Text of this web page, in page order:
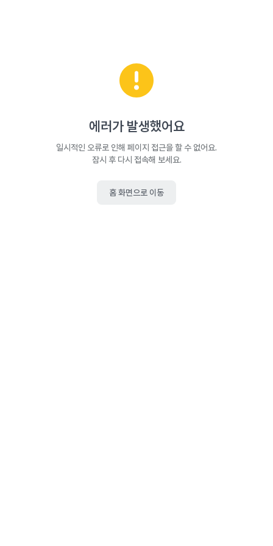
에러가 발생했어요
일시적인 오류로 인해 페이지 접근을 할 수 없어요.
잠시 후 다시 접속해 보세요.
홈 화면으로 이동